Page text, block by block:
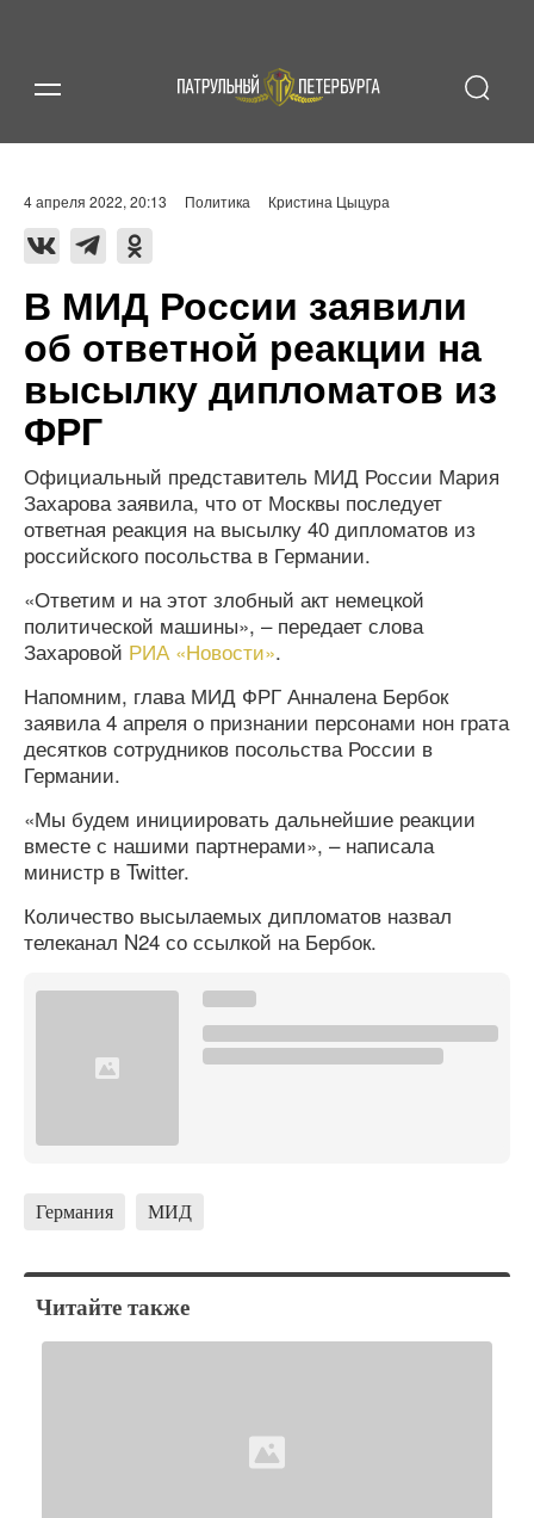
4 апреля 2022, 20:13 Политика Кристина Цыцура
В МИД России заявили
об ответной реакции на
высылку дипломатов из
ФРГ
Официальный представитель МИД России Мария
Захарова заявила, что от Москвы последует
ответная реакция на высылку 40 дипломатов из
российского посольства в Германии.
«Ответим и на этот злобный акт немецкой
политической машины», – передает слова
Захаровой РИА «Новости».
Напомним, глава МИД ФРГ Анналена Бербок
заявила 4 апреля о признании персонами нон грата
десятков сотрудников посольства России в
Германии.
«Мы будем инициировать дальнейшие реакции
вместе с нашими партнерами», – написала
министр в Twitter.
Количество высылаемых дипломатов назвал
телеканал N24 со ссылкой на Бербок.
Германия МИД
Читайте также